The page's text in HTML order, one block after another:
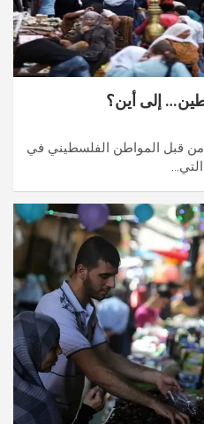
إلى أين؟
من قبل المواطن الفلسطيني في